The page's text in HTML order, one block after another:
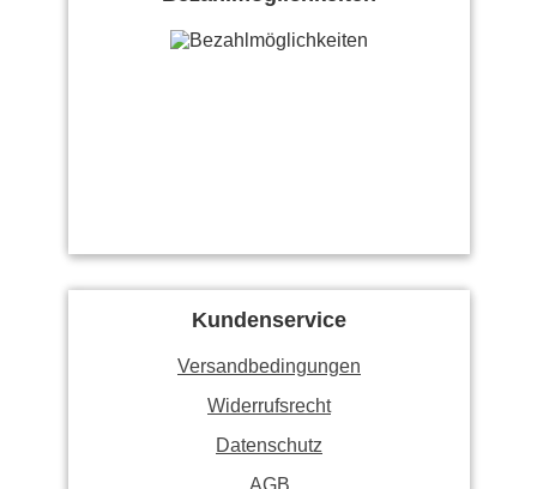
Kundenservice
Versandbedingungen
Widerrufsrecht
Datenschutz
AGB